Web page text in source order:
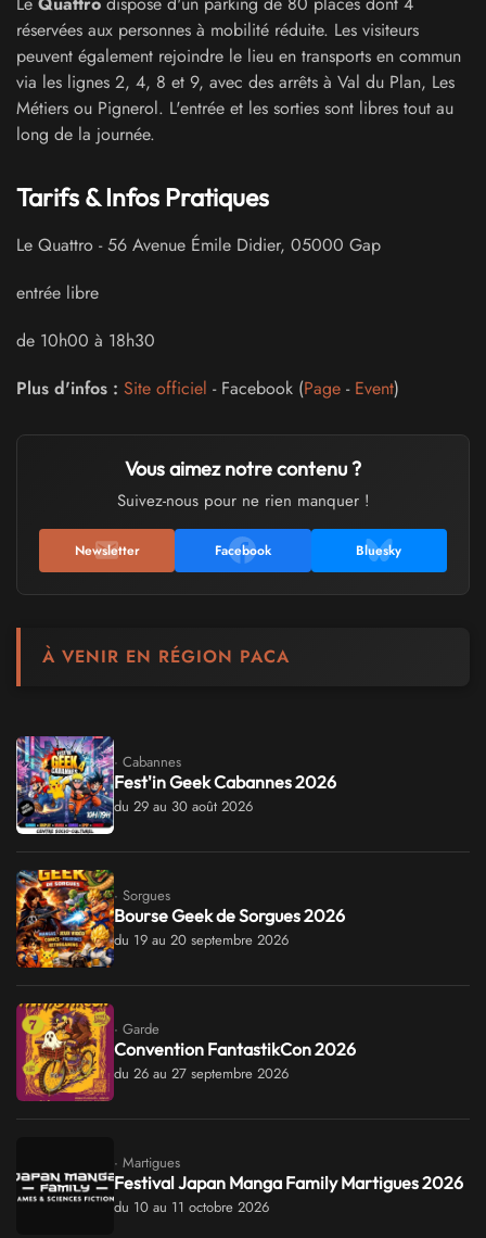
réservées aux personnes à mobilité réduite. Les visiteurs
peuvent également rejoindre le lieu en transports en commun
via les lignes 2, 4, 8 et 9, avec des arrêts à Val du Plan, Les
Métiers ou Pignerol. L'entrée et les sorties sont libres tout au
long de la journée.
Tarifs & Infos Pratiques
Le Quattro -56 Avenue Émile Didier, 05000 Gap
entrée libre
de 10h00 à 18h30
Plus d'infos : Site officiel - Facebook (Page - Event)
Vous aimez notre contenu ?
Suivez-nous pour ne rien manquer !
Newsletter Facebook Bluesky
À VENIR EN RÉGION PACA
· Cabannes
Fest'in Geek Cabannes 2026
du 29 au 30 août 2026
· Sorgues
Bourse Geek de Sorgues 2026
du 19 au 20 septembre 2026
· Garde
Convention FantastikCon 2026
du 26 au 27 septembre 2026
· Martigues
Festival Japan Manga Family Martigues 2026
du 10 au 11 octobre 2026